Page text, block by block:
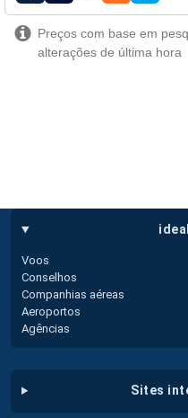
Preços com base em
alterações de última hora
Voos
Conselhos
Companhias aéreas
Aeroportos
Agências
sites